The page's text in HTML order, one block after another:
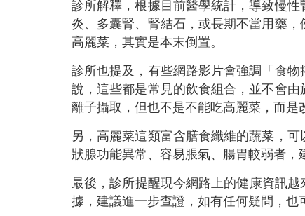
診所解釋，根據目前醫學統計，導致慢
炎、多囊腎、腎結石，或長期不當用藥
高麗菜，其實是本末倒置。
診所也提及，有些網路影片會強調「食
說，這些都是常見的飲食組合，並不會
離子攝取，但也不是不能吃高麗菜，而是
另，高麗菜這類富含膳食纖維的蔬菜，
狀腺功能異常、容易脹氣、腸胃較弱者，
最後，診所提醒現今網路上的健康資訊
據，建議進一步查證，如有任何疑問，也